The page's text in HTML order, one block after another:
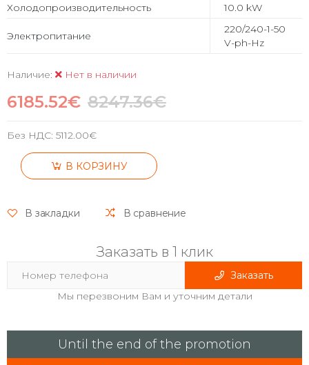
Холодопроизводительность
10.0 kW
Электропитание
220/240-1-50
V-ph-Hz
Наличие: Нет в наличии
6185.52€ 8247.36€
Без НДС: 5112.00€
В КОРЗИНУ
В закладки В сравнение
Заказать в 1 клик
Заказать
Мы перезвоним Вам и уточним детали
Until the end of the promotion